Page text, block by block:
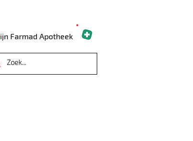
ijn Farmad Apotheek